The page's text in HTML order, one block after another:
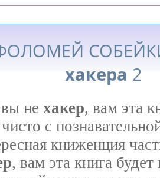
хакера 2
не хакер, вам эта
с
книженция
, вам эта книга